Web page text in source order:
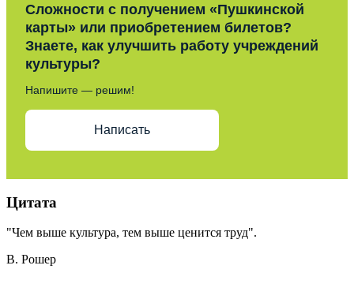
Сложности с получением «Пушкинской
карты» или приобретением билетов?
Знаете, как улучшить работу учреждений
культуры?
Напишите — решим!
Написать
Цитата
"Чем выше культура, тем выше ценится труд".
В. Рошер